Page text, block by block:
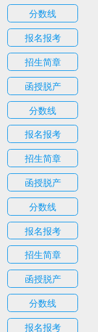
分数线
报名报考
招生简章
函授脱产
分数线
报名报考
招生简章
函授脱产
分数线
报名报考
招生简章
函授脱产
分数线
报名报考